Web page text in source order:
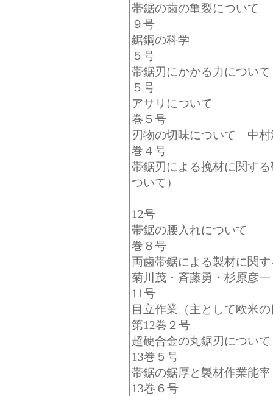
帯鋸の歯の亀裂につ
９号
鋸鋼の科
５号
帯鋸刃にかかる力
５号
アサリについ
巻５号
刃物の切味について 中
巻４号
帯鋸刃による挽材に関す
ついて）
12号
帯鋸の腰入れにつ
巻８号
両歯帯鋸による製材に
菊川茂・斉藤勇・杉原彦
11号
目立作業（主として欧米
第12巻２号
超硬合金の丸鋸
13巻５号
帯鋸の鋸厚と製
13巻６号